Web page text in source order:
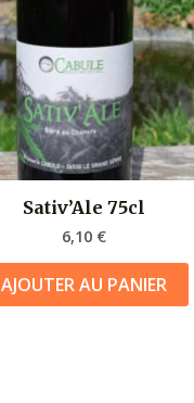
Sativ’Ale 75cl
6,10 €
AJOUTER AU PANIER